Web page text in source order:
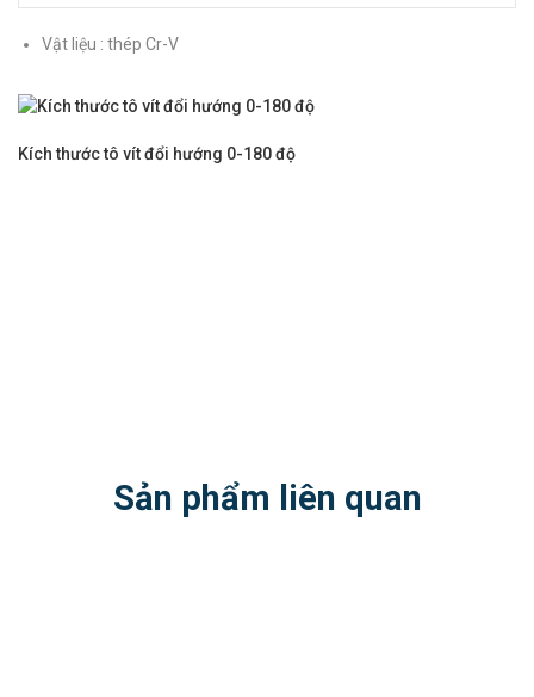
Vật liệu : thép Cr-V
Kích thước tô vít đổi hướng 0-180 độ
Sản phẩm liên quan